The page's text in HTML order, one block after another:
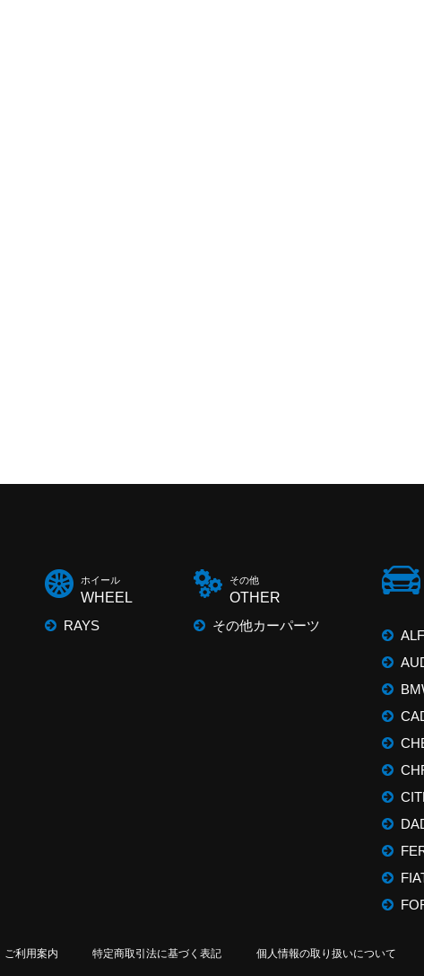
ホイール
WHEEL
RAYS
その他
OTHER
その他カーパーツ
ご利用案内 特定商取引法に基づく表記 個人情報の取り扱いについて